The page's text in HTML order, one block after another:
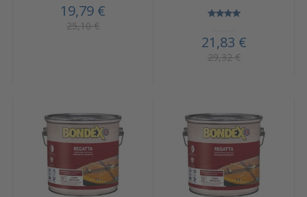
19,79 €
25,10 €
21,83 €
29,32 €